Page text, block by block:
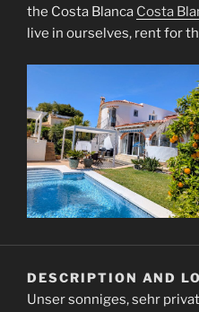
the Costa Blanca Costa
live in ourselves, rent for
DESCRIPTION AND
Unser sonniges, sehr